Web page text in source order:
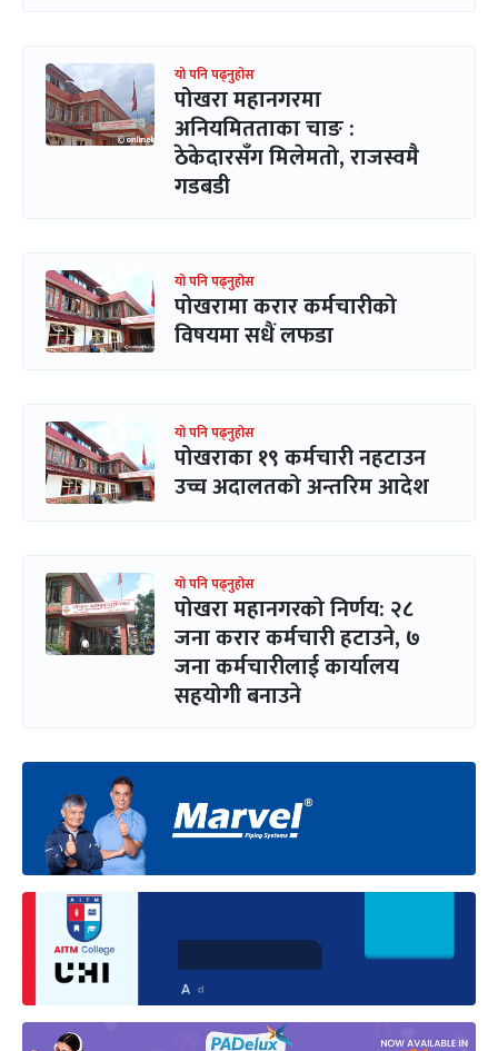
यो पनि पढ्नुहोस
पोखरा महानगरमा
अनियमितताका चाङ :
ठेकेदारसँग मिलेमतो, राजस्वमै
गडबडी
यो पनि पढ्नुहोस
पोखरामा करार कर्मचारीको
विषयमा सधैं लफडा
यो पनि पढ्नुहोस
पोखराका १९ कर्मचारी नहटाउन
उच्च अदालतको अन्तरिम आदेश
यो पनि पढ्नुहोस
पोखरा महानगरको निर्णय: २८
जना करार कर्मचारी हटाउने, ७
जना कर्मचारीलाई कार्यालय
सहयोगी बनाउने